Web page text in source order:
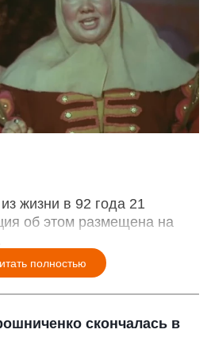
жизни в 92 года 21
об этом размещена на
полностью
скончалась в